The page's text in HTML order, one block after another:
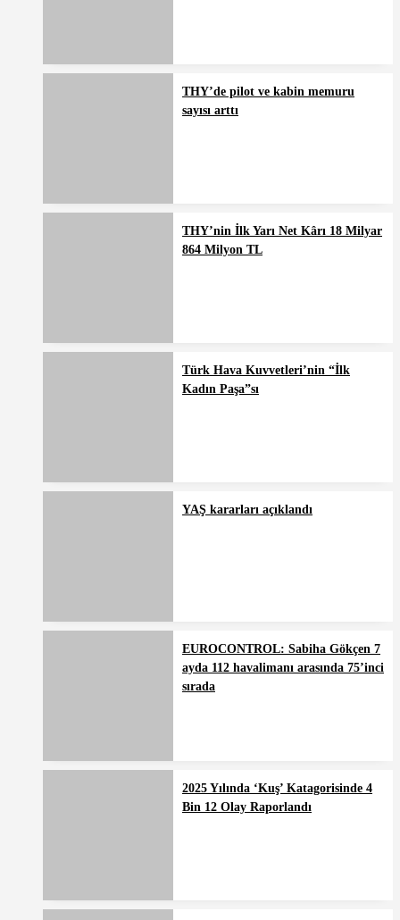
THY’de pilot ve kabin memuru
sayısı arttı
THY’nin İlk Yarı Net Kârı 18 Milyar
864 Milyon TL
Türk Hava Kuvvetleri’nin “İlk
Kadın Paşa”sı
YAŞ kararları açıklandı
EUROCONTROL: Sabiha Gökçen 7
ayda 112 havalimanı arasında 75’inci
sırada
2025 Yılında ‘Kuş’ Katagorisinde 4
Bin 12 Olay Raporlandı